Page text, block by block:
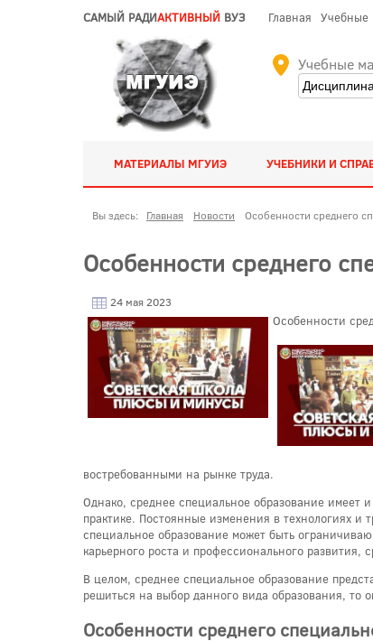
САМЫЙ РАДИАКТИВНЫЙ ВУЗ Главная Учебные
Учебные
МАТЕРИАЛЫ МГУИЭ УЧЕБНИКИ И
Вы здесь: Главная Новости Особенности среднего
Особенности среднего
24 мая 2023
Особенности
востребованными на рынке труда.
Однако, среднее специальное образование имеет
практике. Постоянные изменения в технологиях и
специальное образование может быть
карьерного роста и профессионального
В целом, среднее специальное образование
решиться на выбор данного вида образования, то
Особенности среднего